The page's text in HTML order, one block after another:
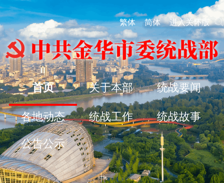
繁体 简体 进入关怀版
首页 关于本部 统战要闻
各地动态 统战工作 统战故事
公告公示